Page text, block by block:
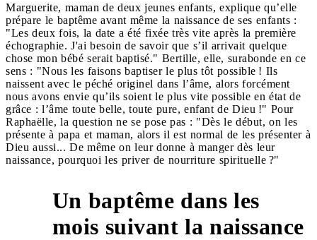
Marguerite, maman de deux jeunes enfants, explique qu’elle
prépare le baptême avant même la naissance de ses enfants :
"Les deux fois, la date a été fixée très vite après la première
échographie. J'ai besoin de savoir que s’il arrivait quelque
chose mon bébé serait baptisé." Bertille, elle, surabonde en ce
sens : "Nous les faisons baptiser le plus tôt possible ! Ils
naissent avec le péché originel dans l’âme, alors forcément
nous avons envie qu’ils soient le plus vite possible en état de
grâce : l’âme toute belle, toute pure, enfant de Dieu !" Pour
Raphaëlle, la question ne se pose pas : "Dès le début, on les
présente à papa et maman, alors il est normal de les présenter à
Dieu aussi... De même on leur donne à manger dès leur
naissance, pourquoi les priver de nourriture spirituelle ?"
Un baptême dans les
mois suivant la naissance